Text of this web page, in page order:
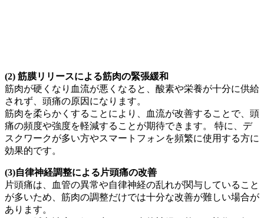
(2) 筋膜リリースによる筋肉の緊張緩和
筋肉が硬くなり血流が悪くなると、酸素や栄養が十分に供給
されず、頭痛の原因になります。
筋肉を柔らかくすることにより、血流が改善することで、頭
痛の頻度や強度を軽減することが期待できます。 特に、デ
スクワークが多い方やスマートフォンを頻繁に使用する方に
効果的です。
(3)自律神経調整による片頭痛の改善
片頭痛は、血管の異常や自律神経の乱れが関与していること
が多いため、筋肉の調整だけでは十分な改善が難しい場合が
あります。